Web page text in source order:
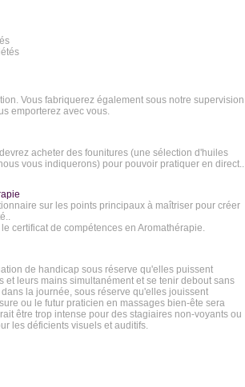
Vous fabriquerez également sous notre supervision
emporterez avec vous.
acheter des founitures (une sélection d'huiles
vous indiquerons) pour pouvoir pratiquer en direct..
sur les points principaux à maîtriser pour créer
certificat de compétences en Aromathérapie.
de handicap sous réserve qu'elles puissent
leurs mains simultanément et se tenir debout sans
la journée, sous réserve qu'elles jouissent
ou le futur praticien en massages bien-ête sera
être trop intense pour des stagiaires non-voyants ou
les déficients visuels et auditifs.